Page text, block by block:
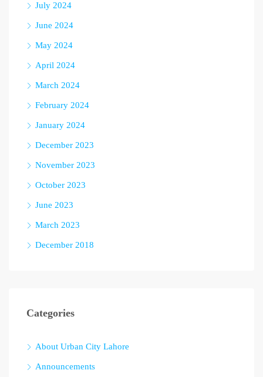
July 2024
June 2024
May 2024
April 2024
March 2024
February 2024
January 2024
December 2023
November 2023
October 2023
June 2023
March 2023
December 2018
Categories
About Urban City Lahore
Announcements